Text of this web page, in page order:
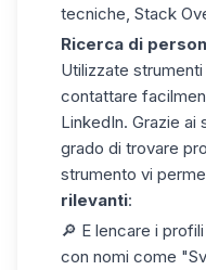
tecniche, Stack
Ricerca di
Utilizzate
contattare
LinkedIn. Grazie ai
grado di trovare
strumento vi
rilevanti:
🔎 E lencare i
con nomi come